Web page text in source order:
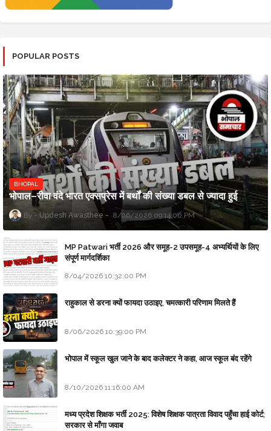
POPULAR POSTS
BHOPAL
भोपाल–रीवा वंदे भारत एक्सप्रेस में बर्थों की संख्या डबल से ज्यादा हुई
Updesh Awasthee 8/06/2026 09:14:00 PM
MP Patwari भर्ती 2026 और समूह-2 उपसमूह-4 अभ्यर्थियों के लिए
संपूर्ण मार्गदर्शिका
8/04/2026 10:32:00 PM
राहुकाल से डरना क्यों फायदा उठाइए, चमत्कारी परिणाम मिलते हैं
8/06/2026 10:39:00 PM
भोपाल में स्कूल खुल जाने के बाद कलेक्टर ने कहा, आज स्कूल बंद रहेंगे
8/10/2026 11:16:00 AM
मध्य प्रदेश शिक्षक भर्ती 2025: विशेष शिक्षक पात्रता विवाद पहुँचा हाई कोर्ट;
सरकार से माँगा जवाब